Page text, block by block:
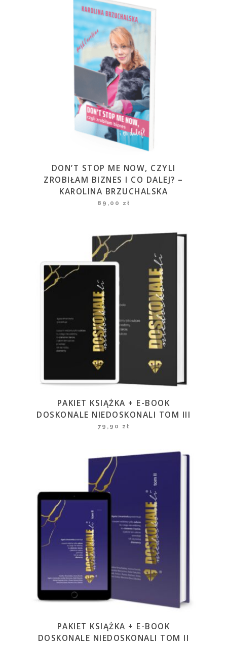
DON’T STOP ME NOW, CZYLI
ZROBIŁAM BIZNES I CO DALEJ? –
KAROLINA BRZUCHALSKA
89,00 zł
PAKIET KSIĄŻKA + E-BOOK
DOSKONALE NIEDOSKONALI TOM III
79,90 zł
PAKIET KSIĄŻKA + E-BOOK
DOSKONALE NIEDOSKONALI TOM II